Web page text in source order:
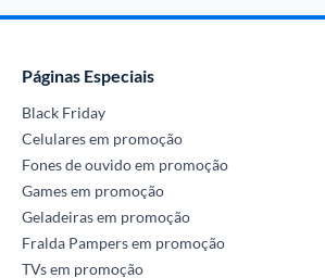
Páginas Especiais
Black Friday
Celulares em promoção
Fones de ouvido em promoção
Games em promoção
Geladeiras em promoção
Fralda Pampers em promoção
TVs em promoção